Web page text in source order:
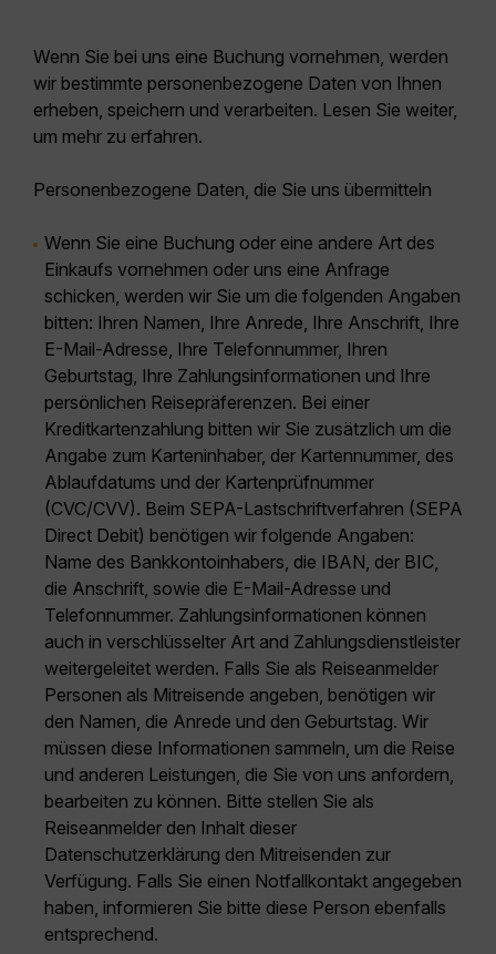
Wenn Sie bei uns eine Buchung vornehmen, werden
wir bestimmte personenbezogene Daten von Ihnen
erheben, speichern und verarbeiten. Lesen Sie weiter,
um mehr zu erfahren.
Personenbezogene Daten, die Sie uns übermitteln
Wenn Sie eine Buchung oder eine andere Art des
Einkaufs vornehmen oder uns eine Anfrage
schicken, werden wir Sie um die folgenden Angaben
bitten: Ihren Namen, Ihre Anrede, Ihre Anschrift, Ihre
E-Mail-Adresse, Ihre Telefonnummer, Ihren
Geburtstag, Ihre Zahlungsinformationen und Ihre
persönlichen Reisepräferenzen. Bei einer
Kreditkartenzahlung bitten wir Sie zusätzlich um die
Angabe zum Karteninhaber, der Kartennummer, des
Ablaufdatums und der Kartenprüfnummer
(CVC/CVV). Beim SEPA-Lastschriftverfahren (SEPA
Direct Debit) benötigen wir folgende Angaben:
Name des Bankkontoinhabers, die IBAN, der BIC,
die Anschrift, sowie die E-Mail-Adresse und
Telefonnummer. Zahlungsinformationen können
auch in verschlüsselter Art and Zahlungsdienstleister
weitergeleitet werden. Falls Sie als Reiseanmelder
Personen als Mitreisende angeben, benötigen wir
den Namen, die Anrede und den Geburtstag. Wir
müssen diese Informationen sammeln, um die Reise
und anderen Leistungen, die Sie von uns anfordern,
bearbeiten zu können. Bitte stellen Sie als
Reiseanmelder den Inhalt dieser
Datenschutzerklärung den Mitreisenden zur
Verfügung. Falls Sie einen Notfallkontakt angegeben
haben, informieren Sie bitte diese Person ebenfalls
entsprechend.